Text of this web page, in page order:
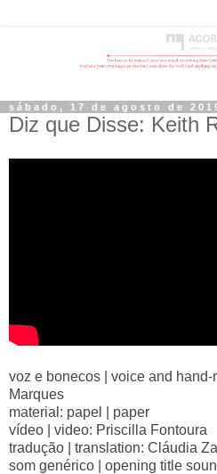
sábado, 17 de agosto de
Diz que Disse: Keith
voz e bonecos | voice and
Marques
material: papel | paper
vídeo | video: Priscilla Fontoura
tradução | translation: Cláudia
som genérico | opening title